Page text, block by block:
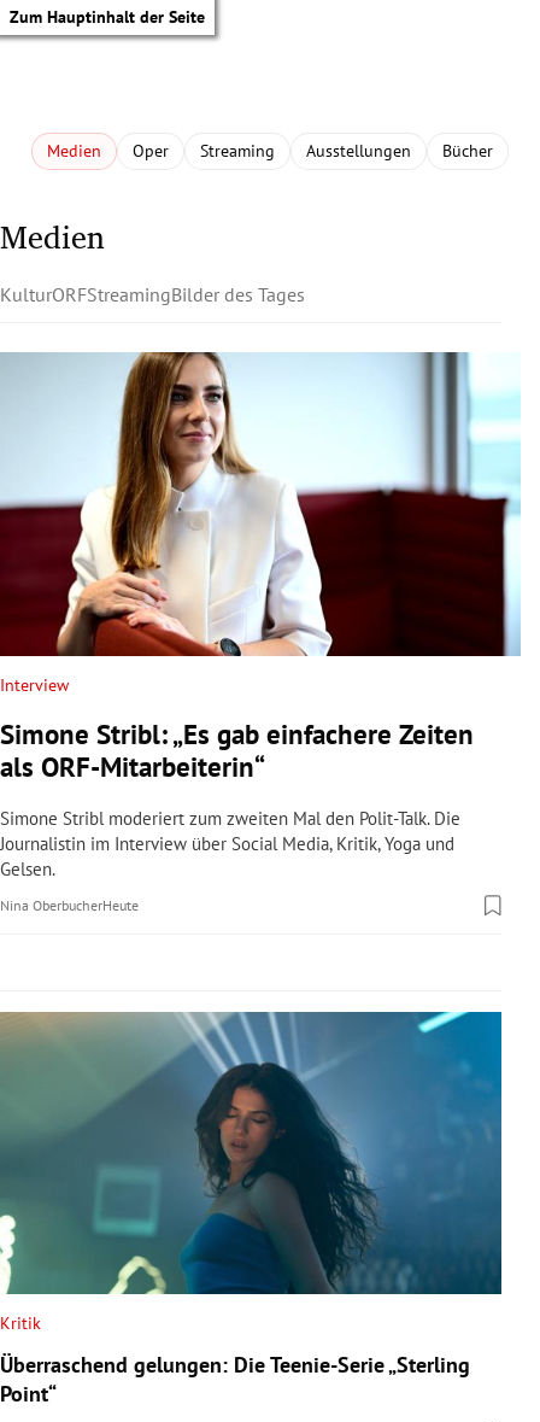
Zum Hauptinhalt der Seite
Untermenü
Untermenü
Untermenü
Untermenü
Untermenü
Untermenü
Untermenü
Untermenü
Medien Oper Streaming Ausstellungen Bücher
Medien
KulturORFStreamingBilder des Tages
Interview
Simone Stribl: „Es gab einfachere Zeiten
als ORF-Mitarbeiterin“
Simone Stribl moderiert zum zweiten Mal den Polit-Talk. Die
Journalistin im Interview über Social Media, Kritik, Yoga und
Gelsen.
Nina OberbucherHeute
Kritik
Überraschend gelungen: Die Teenie-Serie „Sterling
Point“